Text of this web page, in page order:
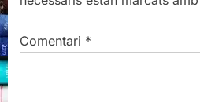
o
s
Comentari *